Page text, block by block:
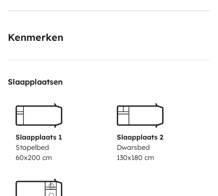
Kenmerken
Slaapplaatsen
Slaapplaats 1
Stapelbed
60x200 cm
Slaapplaats 2
Dwarsbed
130x180 cm